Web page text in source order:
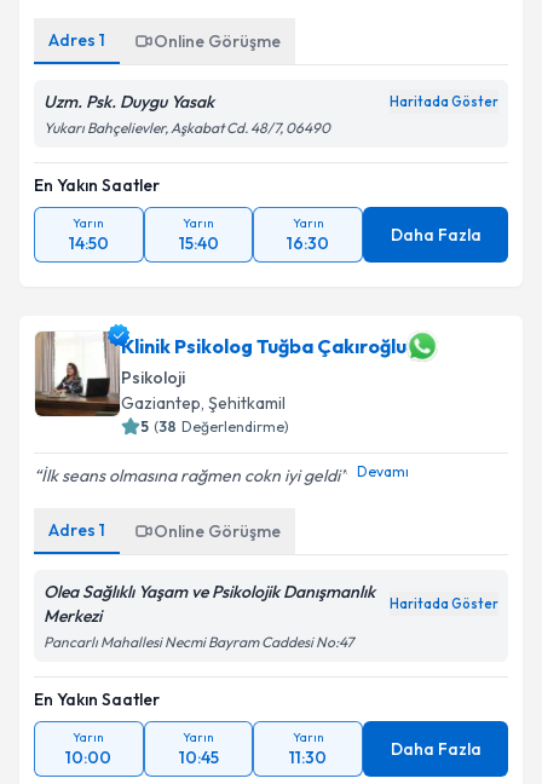
Adres 1 Online Görüşme
Uzm. Psk. Duygu Yasak Haritada Göster
Yukarı Bahçelievler, Aşkabat Cd. 48/7, 06490
En Yakın Saatler
Yarın
14:50
Yarın
15:40
Yarın
16:30 Daha Fazla
Klinik Psikolog Tuğba Çakıroğlu
Psikoloji
Gaziantep, Şehitkamil
5 (38 Değerlendirme)
İlk seans olmasına rağmen cokn iyi geldi Devamı
Adres 1 Online Görüşme
Olea Sağlıklı Yaşam ve Psikolojik Danışmanlık
Merkezi
Haritada Göster
Pancarlı Mahallesi Necmi Bayram Caddesi No:47
En Yakın Saatler
Yarın
10:00
Yarın
10:45
Yarın
11:30 Daha Fazla